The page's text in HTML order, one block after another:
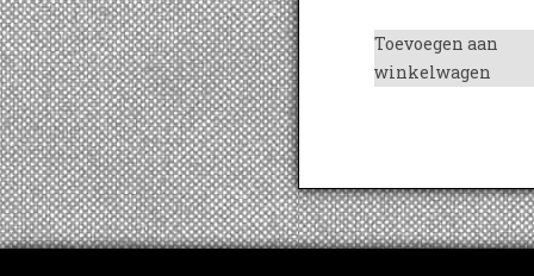
Toevoegen aan
winkelwagen